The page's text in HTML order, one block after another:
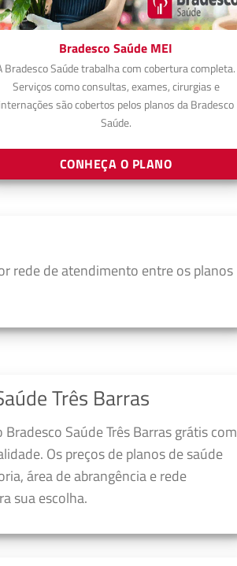
Bradesco Saúde MEI
Bradesco Saúde trabalha com cobertura completa.
Serviços como consultas, exames, cirurgias e
internações são cobertos pelos planos da Bradesco
Saúde.
CONHEÇA O PLANO
rede de atendimento entre os planos
Três Barras
Saúde Três Barras grátis com
Os preços de planos de saúde
área de abrangência e rede
sua escolha.